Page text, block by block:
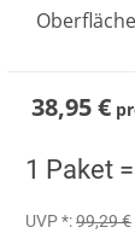
38,95 €
1 Paket =
UVP *:99,29 €